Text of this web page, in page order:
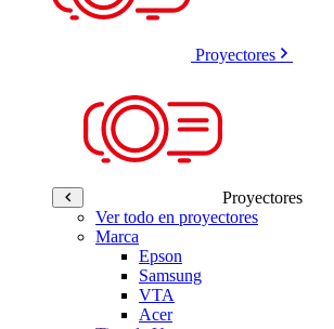
Proyectores
Proyectores
Ver todo en proyectores
Marca
Epson
Samsung
VTA
Acer